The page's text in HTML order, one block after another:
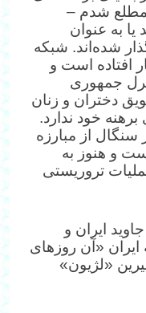
مطلع شدم –
یا به عنوان
شده‌اند. شبکه
افتاده است و
جمهوری
دختران و زنان
خود ندارد.
از مبارزه
و هنوز به
تروریستی
ایران و
«آن روزهای
«لژیون»